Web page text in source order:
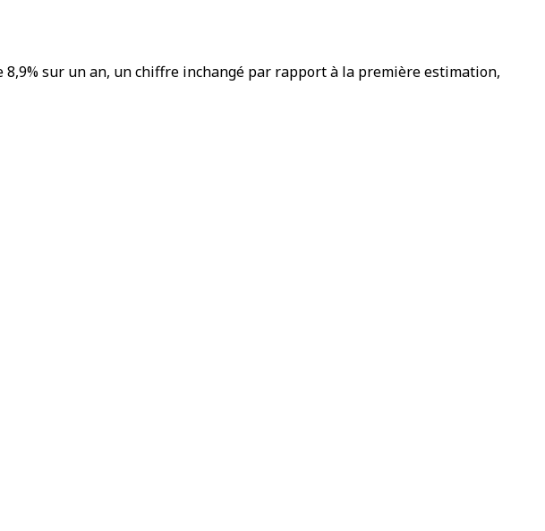
sur un an, un chiffre inchangé par rapport à la première estimation,